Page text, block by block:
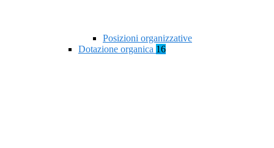
Posizioni organizzative
Dotazione organica 16